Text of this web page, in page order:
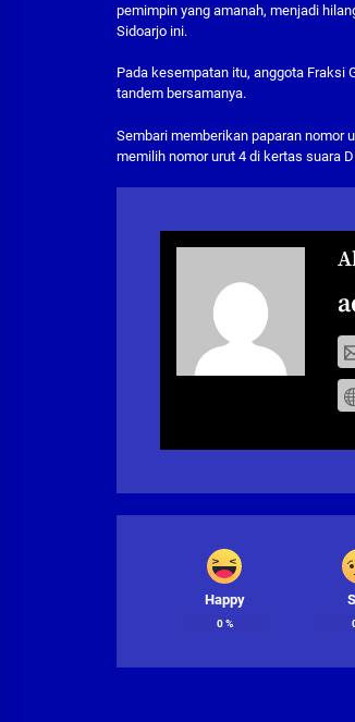
pemimpin yang amanah, menjadi
Sidoarjo ini.
Pada kesempatan itu, anggota Fraksi
tandem bersamanya.
Sembari memberikan paparan nomor
memilih nomor urut 4 di kertas suara
Happy
0%